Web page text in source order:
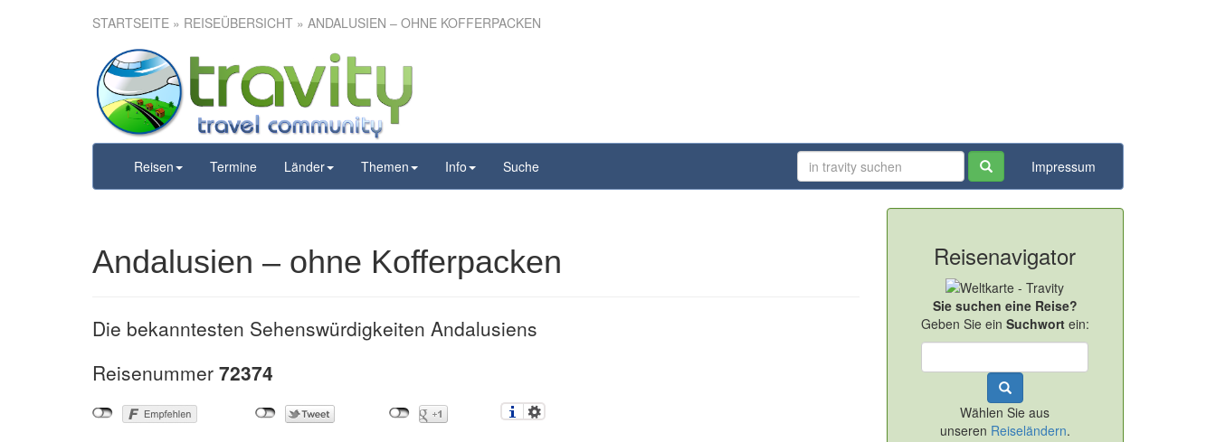
STARTSEITE » REISEÜBERSICHT » ANDALUSIEN – OHNE KOFFERPACKEN
Reisen Termine Länder Themen Info Suche Impressum
Andalusien – ohne Kofferpacken
Andalusien – ohne Kofferpacken
Die bekanntesten Sehenswürdigkeiten Andalusiens
Reisenummer 72374
Reisenavigator
Sie suchen eine Reise?
Geben Sie ein Suchwortein:
Wählen Sie aus
unseren Reiseländern.